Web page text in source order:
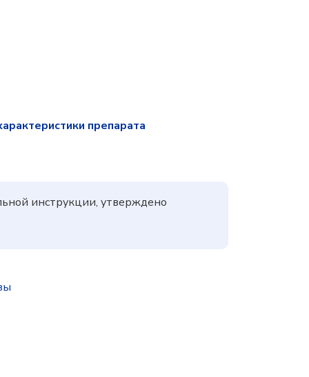
препарата
инструкции, утверждено